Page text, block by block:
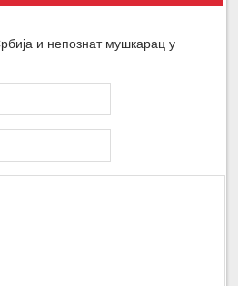
и непознат мушкарац у